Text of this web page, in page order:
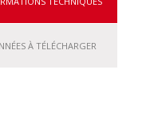
À TÉLÉCHARGER